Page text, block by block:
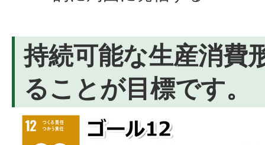
持続可能な生産消費
ることが目標です。